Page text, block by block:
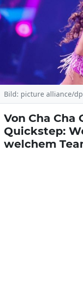
Bild: picture alliance/
Von Cha Cha
Quickstep:
welchem